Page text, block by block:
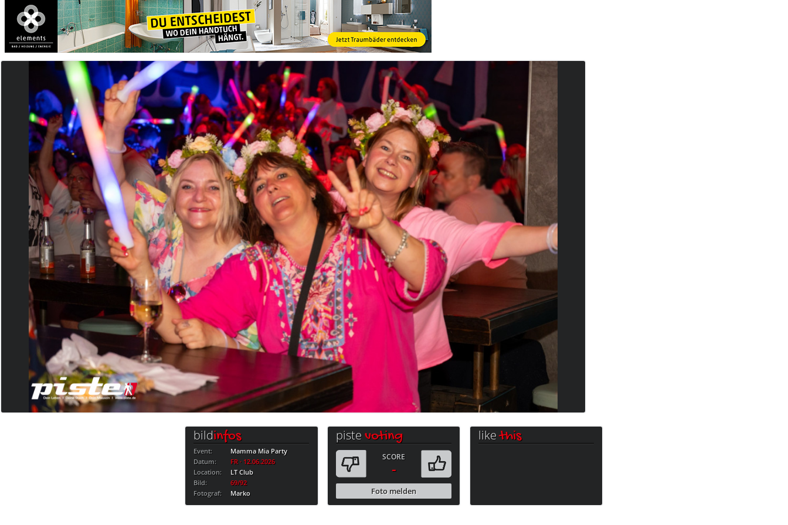
bildinfos
Event:
Mamma Mia Party
Datum:
FR · 12.06.2026
Location:
LT Club
Bild:
69/92
Fotograf:
Marko
pistevoting
SCORE
-
Foto melden
likethis